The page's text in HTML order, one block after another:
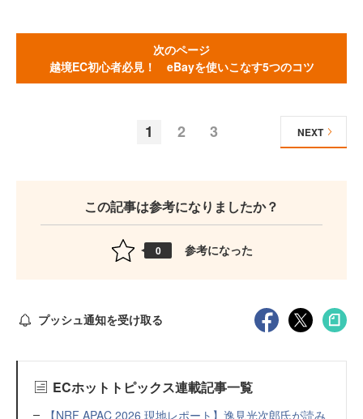
次のページ
越境EC初心者必見！ eBayを使いこなす5つのコツ
1 2 3 NEXT
この記事は参考になりましたか？
0 参考になった
プッシュ通知を受け取る
ECホットトピックス連載記事一覧
【NRF APAC 2026 現地レポート】逸見光次郎氏が読み